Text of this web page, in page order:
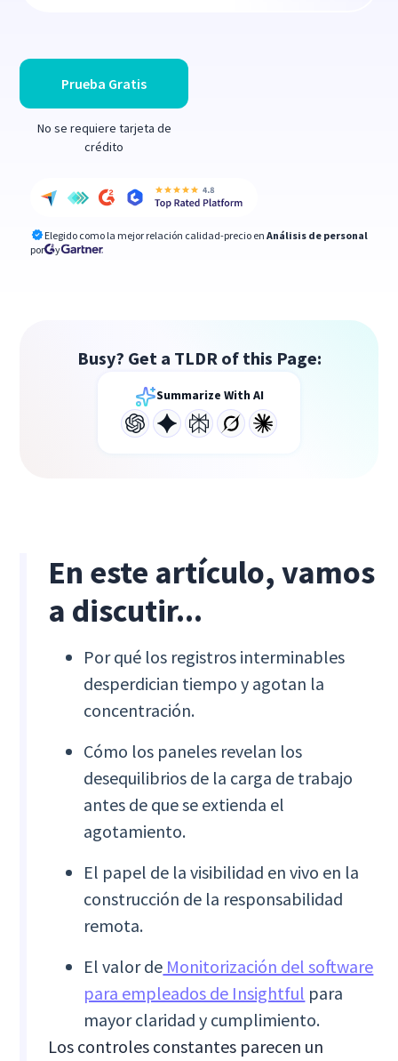
Prueba Gratis
No se requiere tarjeta de
crédito
Elegido como la mejor relación calidad-precio en Análisis de personal
por
y
Busy? Get a TLDR of this Page:
Summarize With AI
En este artículo, vamos
a discutir...
Por qué los registros interminables
desperdician tiempo y agotan la
concentración.
Cómo los paneles revelan los
desequilibrios de la carga de trabajo
antes de que se extienda el
agotamiento.
El papel de la visibilidad en vivo en la
construcción de la responsabilidad
remota.
El valor de Monitorización del software
para empleados de Insightful para
mayor claridad y cumplimiento.
Los controles constantes parecen un